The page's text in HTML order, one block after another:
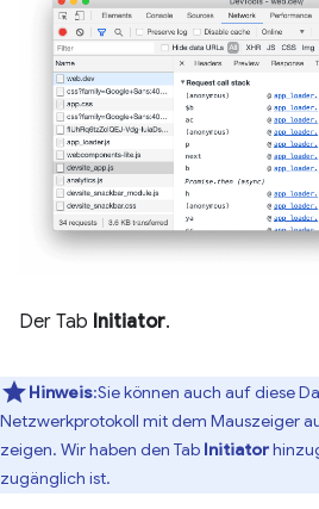
Der Tab Initiator.
Hinweis:Sie können auch auf diese
Netzwerkprotokoll mit dem Mauszeiger
zeigen. Wir haben den Tab Initiator
zugänglich ist.